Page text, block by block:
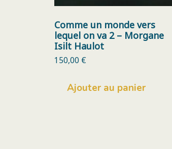
Comme un monde vers
lequel on va 2 – Morgane
Isilt Haulot
150,00 €
Ajouter au panier